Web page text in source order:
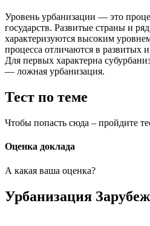
Уровень урбанизации — это
государств. Развитые страны и
характеризуются высоким
процесса отличаются в развитых
Для первых характерна
— ложная урбанизация.
Тест по теме
Чтобы попасть сюда – пройдите
Оценка доклада
А какая ваша оценка?
Урбанизация